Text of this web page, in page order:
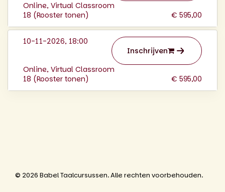
Online, Virtual Classroom
18 (Rooster tonen) € 595,00
10-11-2026, 18:00
Inschrijven
Online, Virtual Classroom
18 (Rooster tonen) € 595,00
© 2026 Babel Taalcursussen. Alle rechten voorbehouden.